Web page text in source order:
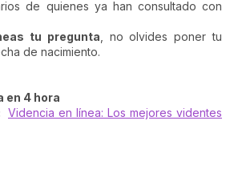
de quienes ya han consultado con
tu pregunta , no olvides poner tu
de nacimiento.
en 4 hora
Videncia en línea: Los mejores videntes